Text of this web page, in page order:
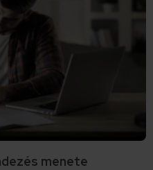
menete